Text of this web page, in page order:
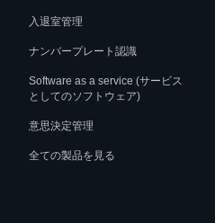
入退室管理
ナンバープレート認識
Software as a service (サービス
としてのソフトウェア)
意思決定管理
全ての製品を見る